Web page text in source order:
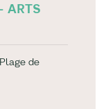
ARTS
de